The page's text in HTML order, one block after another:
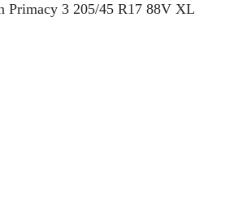
3 205/45 R17 88V XL